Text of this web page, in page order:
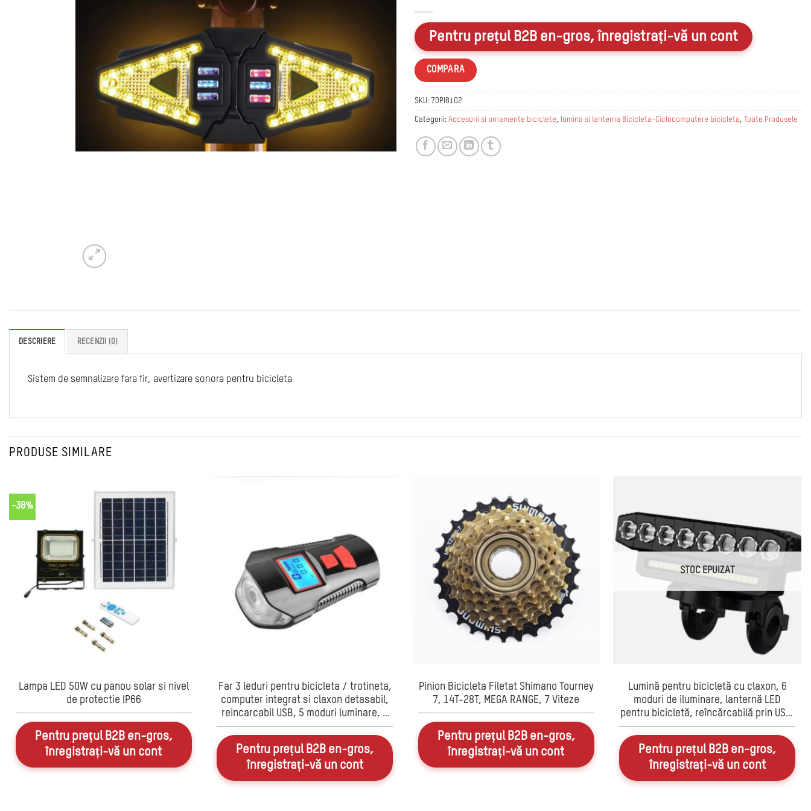
Pentru prețul B2B en-gros, înregistrați-vă un cont
COMPARA
SKU: 70PI8102
Categorii: Accesorii si ornamente biciclete lumina si lanterna Bicicleta-Ciclocomputere bicicleta Toate Produsele
DESCRIERE RECENZII (0)
Sistem de semnalizare fara fir, avertizare sonora pentru bicicleta
PRODUSE SIMILARE
-38%
Lampa LED 50W cu panou solar si nivel
de protectie IP66
Pentru prețul B2B en-gros,
înregistrați-vă un cont
Far 3 leduri pentru bicicleta / trotineta,
computer integrat si claxon detasabil,
reincarcabil USB, 5 moduri luminare, 6
melodii, negru
Pentru prețul B2B en-gros,
înregistrați-vă un cont
Pinion Bicicleta Filetat Shimano Tourney
7, 14T-28T, MEGA RANGE, 7 Viteze
Pentru prețul B2B en-gros,
înregistrați-vă un cont
STOC EPUIZAT
Lumină pentru bicicletă cu claxon, 6
moduri de iluminare, lanternă LED
pentru bicicletă, reîncărcabilă prin USB,
far de 4000 W
Pentru prețul B2B en-gros,
înregistrați-vă un cont